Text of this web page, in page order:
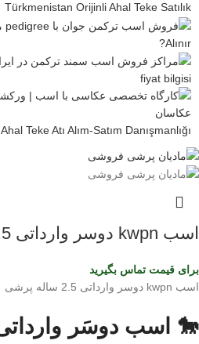
Türkmenistan Orijinli Ahal Teke Satılık
Alınır?
fiyat bilgisi
Ahal Teke Atı Alım-Satım Danışmanlığı
اسب kwpn دوسر وارداتی 2.5 ساله پرشی
برای قیمت تماس بگیرید
اسب kwpn دوسر وارداتی 2.5 ساله پرشی